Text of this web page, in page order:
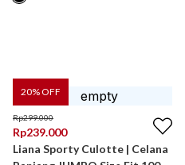
20% OFF
Rp299.000
Rp239.000
Liana Sporty Culotte | Celana